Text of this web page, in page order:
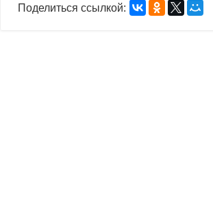
Поделиться ссылкой: